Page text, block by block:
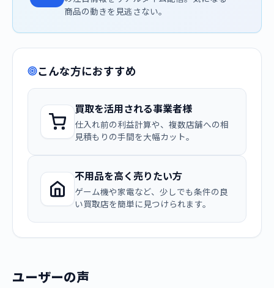
商品の動きを見逃さない。
こんな方におすすめ
買取を活用される事業者様
仕入れ前の利益計算や、複数店舗への相
見積もりの手間を大幅カット。
不用品を高く売りたい方
ゲーム機や家電など、少しでも条件の良
い買取店を簡単に見つけられます。
ユーザーの声